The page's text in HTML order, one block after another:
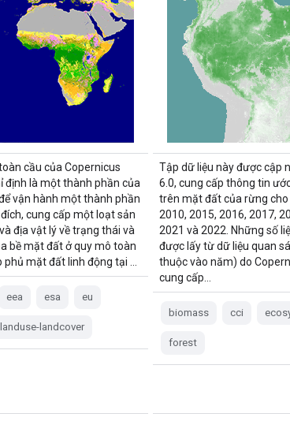
cầu của Copernicus
định là một thành phần của
vận hành một thành phần
cung cấp một loạt sản
địa vật lý về trạng thái và
bề mặt đất ở quy mô toàn
phủ mặt đất linh động tại …
eea esa eu
landuse-landcover
Tập dữ liệu này được cập
6.0, cung cấp thông tin
trên mặt đất của rừng cho
2010, 2015, 2016, 2017,
2021 và 2022. Những số
được lấy từ dữ liệu quan
thuộc vào năm) do
cung cấp…
biomass cci
forest